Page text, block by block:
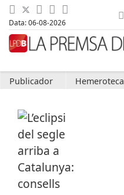
Data: 06-08-2026
Publicador Hemeroteca